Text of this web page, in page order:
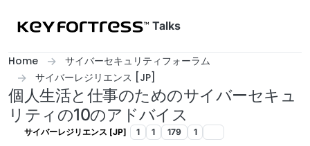
Talks
Home
サイバーセキュリティフォーラム
サイバーレジリエンス [JP]
個人生活と仕事のためのサイバーセキュ
リティの10のアドバイス
サイバーレジリエンス [JP] 1 1 179 1